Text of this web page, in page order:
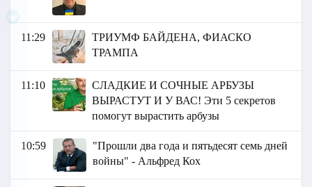
11:29
ТРИУМФ БАЙДЕНА, ФИАСКО
ТРАМПА
11:10
СЛАДКИЕ И СОЧНЫЕ АРБУЗЫ
ВЫРАСТУТ И У ВАС! Эти 5 секретов
помогут вырастить арбузы
10:59
"Прошли два года и пятьдесят семь дней
войны" - Альфред Кох